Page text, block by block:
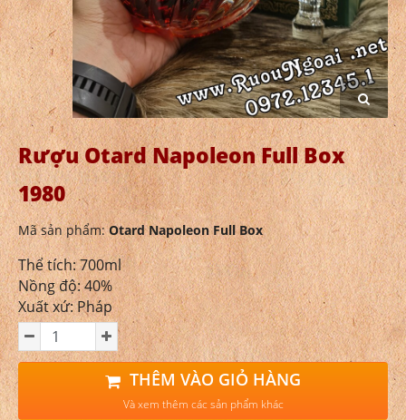
Rượu Otard Napoleon Full Box
1980
Mã sản phẩm:Otard Napoleon Full Box
Thể tích: 700ml
Nồng độ: 40%
Xuất xứ: Pháp
THÊM VÀO GIỎ HÀNG
Và xem thêm các sản phẩm khác